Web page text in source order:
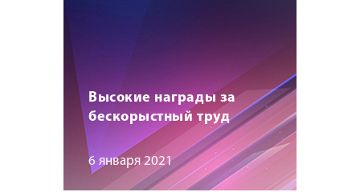
Высокие награды за
бескорыстный труд
6 января 2021